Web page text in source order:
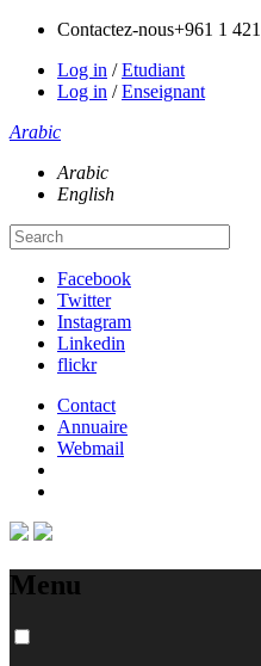
Contactez-nous+961 1
Log in /Etudiant
Log in /Enseignant
Arabic
Arabic
English
Facebook
Twitter
Instagram
Linkedin
flickr
Contact
Annuaire
Webmail
Menu